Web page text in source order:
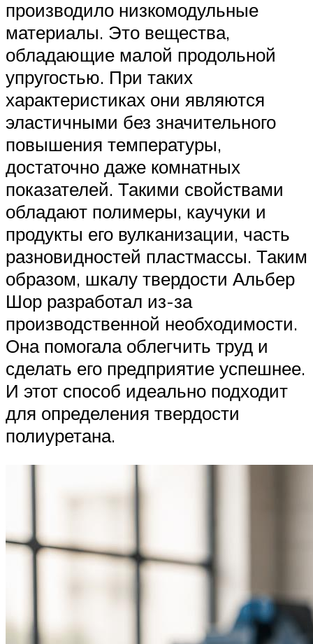
производило низкомодульные
материалы. Это вещества,
обладающие малой продольной
упругостью. При таких
характеристиках они являются
эластичными без значительного
повышения температуры,
достаточно даже комнатных
показателей. Такими свойствами
обладают полимеры, каучуки и
продукты его вулканизации, часть
разновидностей пластмассы. Таким
образом, шкалу твердости Альбер
Шор разработал из-за
производственной необходимости.
Она помогала облегчить труд и
сделать его предприятие успешнее.
И этот способ идеально подходит
для определения твердости
полиуретана.